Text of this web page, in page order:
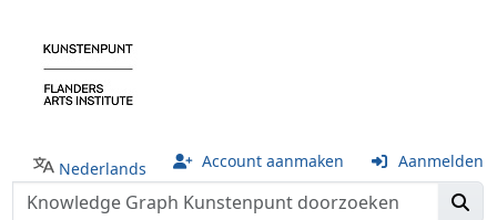
Nederlands Account aanmaken Aanmelden